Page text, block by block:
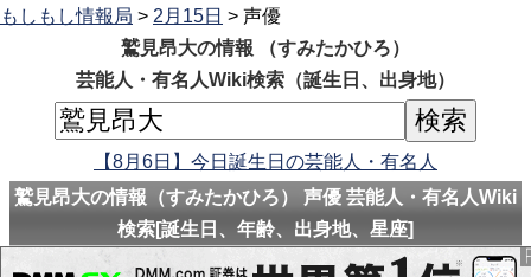
もしもし情報局 > 2月15日 > 声優
鷲見昂大の情報 （すみたかひろ）
芸能人・有名人Wiki検索（誕生日、出身地）
【8月6日】今日誕生日の芸能人・有名人
鷲見昂大の情報（すみたかひろ） 声優 芸能人・有名人Wiki
検索[誕生日、年齢、出身地、星座]